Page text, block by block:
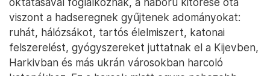
álom lenne az egész.” Kiszámíthatatlannak tartja,
hogy meddig húzódhatnak a harcok, mivel „egy
teljesen őrült és beteg diktátorral” állnak szemben,
akinek „nincsenek morális gátjai.” A színésznő bármit
kinéz Vlagyimir Putyinból, és úgy gondolja, hogy